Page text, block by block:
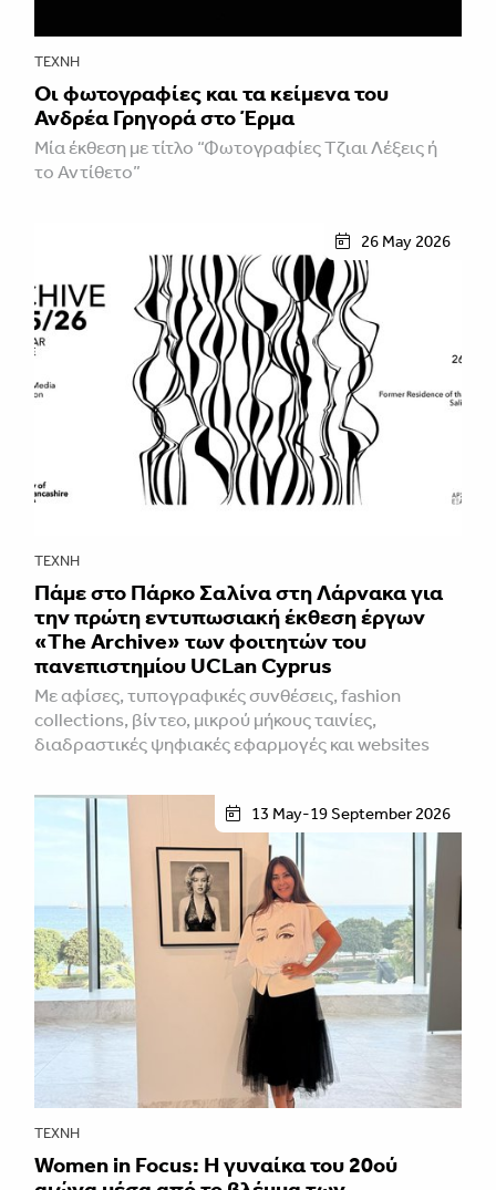
ΤΈΧΝΗ
Oι φωτογραφίες και τα κείμενα του
Ανδρέα Γρηγορά στο Έρμα
Μία έκθεση με τίτλο “Φωτογραφίες Τζιαι Λέξεις ή
το Αντίθετο”
26 May 2026
ΤΈΧΝΗ
Πάμε στο Πάρκο Σαλίνα στη Λάρνακα για
την πρώτη εντυπωσιακή έκθεση έργων
«The Archive» των φοιτητών του
πανεπιστημίου UCLan Cyprus
Mε αφίσες, τυπογραφικές συνθέσεις, fashion
collections, βίντεο, μικρού μήκους ταινίες,
διαδραστικές ψηφιακές εφαρμογές και websites
13 May-19 September 2026
ΤΈΧΝΗ
Women in Focus: Η γυναίκα του 20ού